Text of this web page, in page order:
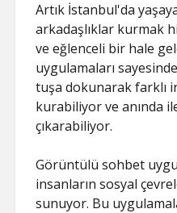
Artık İstanbul'da
arkadaşlıklar kurmak
ve eğlenceli bir hale
uygulamaları
tuşa dokunarak farklı
kurabiliyor ve anında
çıkarabiliyor.
Görüntülü sohbet
insanların sosyal
sunuyor. Bu